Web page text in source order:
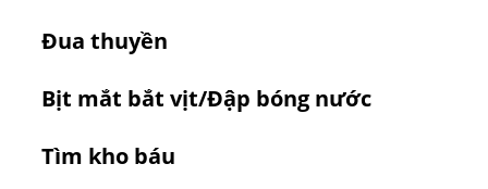
Đua thuyền
Bịt mắt bắt vịt/Đập bóng nước
Tìm kho báu